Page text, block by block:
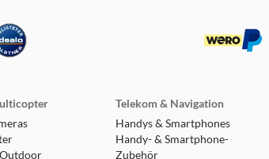
Telekom & Navigation
Handys & Smartphones
Handy- & Smartphone-
Zubehör